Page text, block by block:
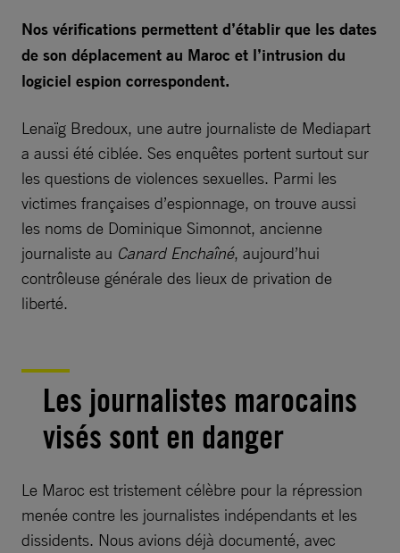
Nos vérifications permettent d’établir que les dates
de son déplacement au Maroc et l’intrusion du
logiciel espion correspondent.
Lenaïg Bredoux, une autre journaliste de Mediapart
a aussi été ciblée. Ses enquêtes portent surtout sur
les questions de violences sexuelles. Parmi les
victimes françaises d’espionnage, on trouve aussi
les noms de Dominique Simonnot, ancienne
journaliste au Canard Enchaîné, aujourd’hui
contrôleuse générale des lieux de privation de
liberté.
Les journalistes marocains
visés sont en danger
Le Maroc est tristement célèbre pour la répression
menée contre les journalistes indépendants et les
dissidents. Nous avions déjà documenté, avec